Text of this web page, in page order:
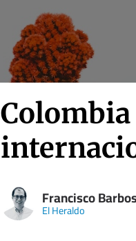
Francisco
El Heraldo